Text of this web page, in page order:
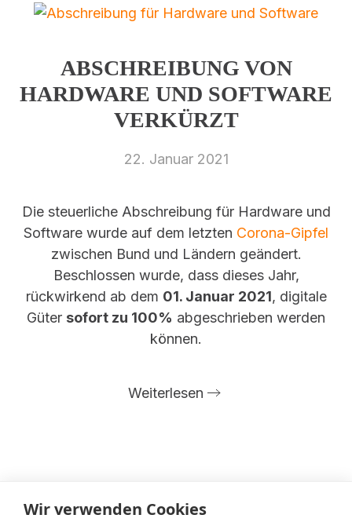
ABSCHREIBUNG VON
HARDWARE UND SOFTWARE
VERKÜRZT
22. Januar 2021
Die steuerliche Abschreibung für Hardware und
Software wurde auf dem letzten Corona-Gipfel
zwischen Bund und Ländern geändert.
Beschlossen wurde, dass dieses Jahr,
rückwirkend ab dem 01. Januar 2021, digitale
Güter sofort zu 100% abgeschrieben werden
können.
Weiterlesen
Wir verwenden Cookies